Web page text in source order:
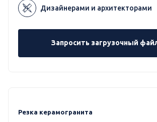
Дизайнерами и архитекторами
Запросить загрузочный
Резка керамогранита